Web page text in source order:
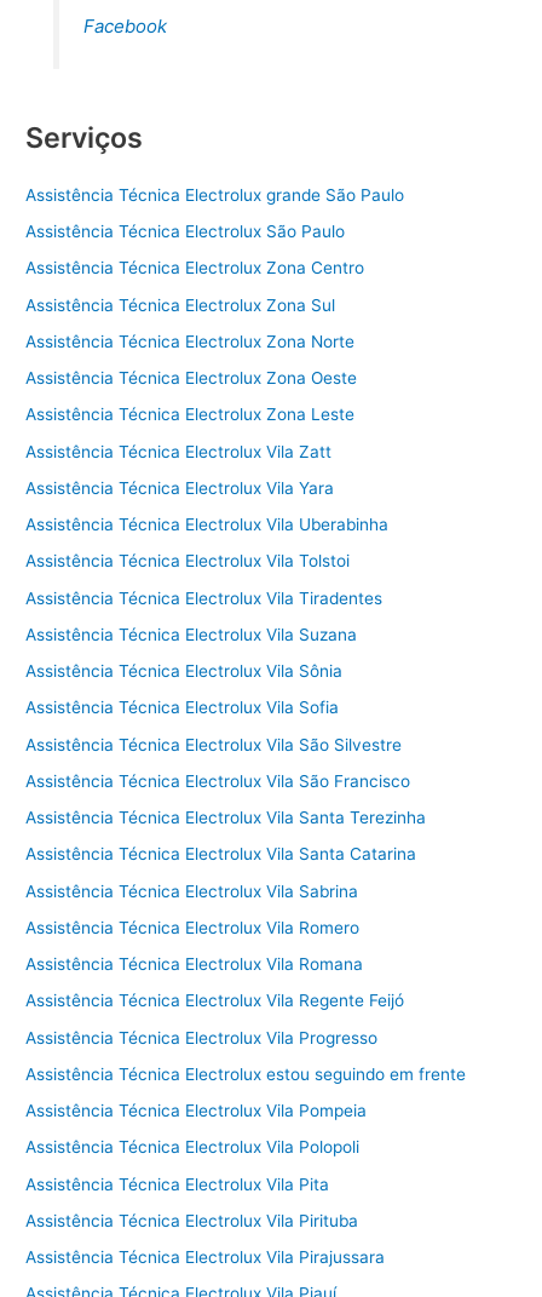
Facebook
Serviços
Assistência Técnica Electrolux grande São Paulo
Assistência Técnica Electrolux São Paulo
Assistência Técnica Electrolux Zona Centro
Assistência Técnica Electrolux Zona Sul
Assistência Técnica Electrolux Zona Norte
Assistência Técnica Electrolux Zona Oeste
Assistência Técnica Electrolux Zona Leste
Assistência Técnica Electrolux Vila Zatt
Assistência Técnica Electrolux Vila Yara
Assistência Técnica Electrolux Vila Uberabinha
Assistência Técnica Electrolux Vila Tolstoi
Assistência Técnica Electrolux Vila Tiradentes
Assistência Técnica Electrolux Vila Suzana
Assistência Técnica Electrolux Vila Sônia
Assistência Técnica Electrolux Vila Sofia
Assistência Técnica Electrolux Vila São Silvestre
Assistência Técnica Electrolux Vila São Francisco
Assistência Técnica Electrolux Vila Santa Terezinha
Assistência Técnica Electrolux Vila Santa Catarina
Assistência Técnica Electrolux Vila Sabrina
Assistência Técnica Electrolux Vila Romero
Assistência Técnica Electrolux Vila Romana
Assistência Técnica Electrolux Vila Regente Feijó
Assistência Técnica Electrolux Vila Progresso
Assistência Técnica Electrolux estou seguindo em frente
Assistência Técnica Electrolux Vila Pompeia
Assistência Técnica Electrolux Vila Polopoli
Assistência Técnica Electrolux Vila Pita
Assistência Técnica Electrolux Vila Pirituba
Assistência Técnica Electrolux Vila Pirajussara